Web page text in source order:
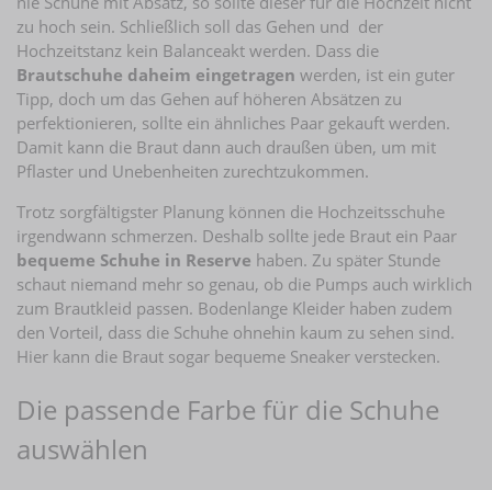
zu hoch sein. Schließlich soll das Gehen und der
Hochzeitstanz kein Balanceakt werden. Dass die
Brautschuhe daheim eingetragen werden, ist ein guter
Tipp, doch um das Gehen auf höheren Absätzen zu
perfektionieren, sollte ein ähnliches Paar gekauft werden.
Damit kann die Braut dann auch draußen üben, um mit
Pflaster und Unebenheiten zurechtzukommen.
Trotz sorgfältigster Planung können die Hochzeitsschuhe
irgendwann schmerzen. Deshalb sollte jede Braut ein Paar
bequeme Schuhe in Reserve haben. Zu später Stunde
schaut niemand mehr so genau, ob die Pumps auch wirklich
zum Brautkleid passen. Bodenlange Kleider haben zudem
den Vorteil, dass die Schuhe ohnehin kaum zu sehen sind.
Hier kann die Braut sogar bequeme Sneaker verstecken.
Die passende Farbe für die Schuhe
auswählen